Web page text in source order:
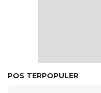
POS TERPOPULER